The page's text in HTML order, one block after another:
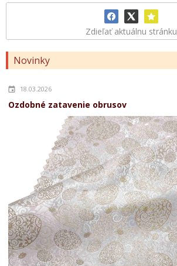
Zdieľať aktuálnu stránku
Novinky
18.03.2026
Ozdobné zatavenie obrusov